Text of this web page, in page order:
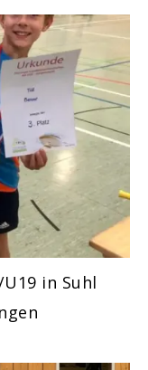
in Suhl